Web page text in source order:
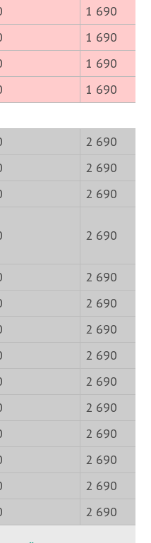
1 690
1 690
1 690
1 690
2 690
2 690
2 690
2 690
2 690
2 690
2 690
2 690
2 690
2 690
2 690
2 690
2 690
2 690